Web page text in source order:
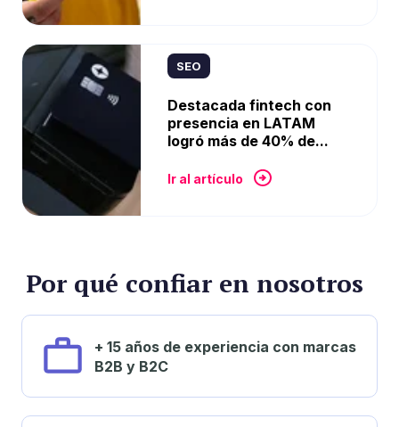
SEO
Destacada fintech con
presencia en LATAM
logró más de 40% de...
Ir al artículo
Por qué confiar en nosotros
+ 15 años de experiencia con marcas
B2B y B2C